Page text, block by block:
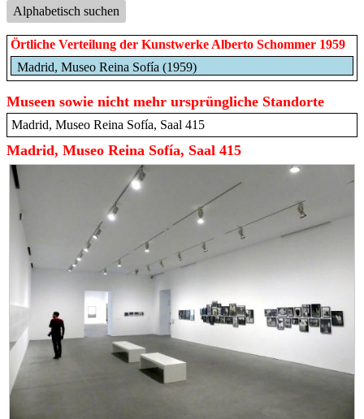
Alphabetisch suchen
Örtliche Verteilung der Kunstwerke Alberto Schommer 1959
Madrid, Museo Reina Sofía (1959)
Museen sowie nicht mehr ursprüngliche Standorte
Madrid, Museo Reina Sofía, Saal 415
Madrid, Museo Reina Sofía, Saal 415